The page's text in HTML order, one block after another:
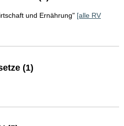
und Ernährung" [alle RV
(1)